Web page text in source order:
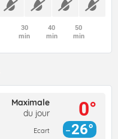
30
min
40
min
50
min
Maximale
du jour
Ecart
0°
26°